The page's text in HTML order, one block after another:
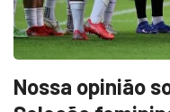
Nossa opinião